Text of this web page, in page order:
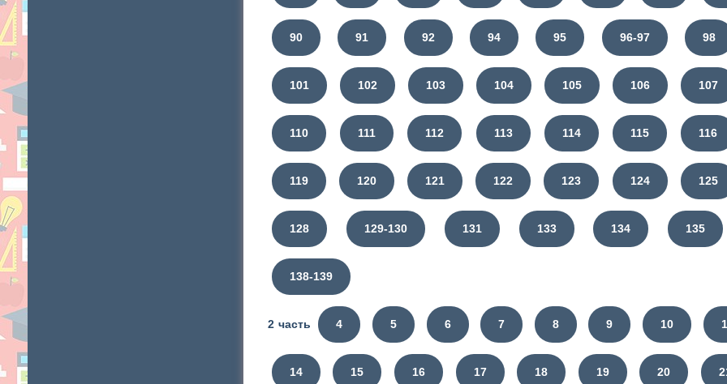
90 91 92 94 95 96-97 98
101 102 103 104 105 106 107
110 111 112 113 114 115 116
119 120 121 122 123 124 125
128 129-130 131 133 134 135
138-139
2 часть 4 5 6 7 8 9 10
14 15 16 17 18 19 20